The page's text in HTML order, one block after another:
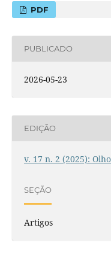
PDF
PUBLICADO
2026-05-23
EDIÇÃO
v. 17 n. 2 (2025):
SEÇÃO
Artigos